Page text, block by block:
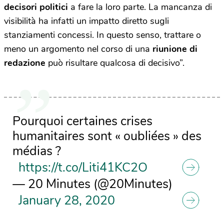
decisori politici a fare la loro parte. La mancanza di
visibilità ha infatti un impatto diretto sugli
stanziamenti concessi. In questo senso, trattare o
meno un argomento nel corso di una riunione di
redazione può risultare qualcosa di decisivo”.
Pourquoi certaines crises
humanitaires sont « oubliées » des
médias ?
https://t.co/Liti41KC2O
— 20 Minutes (@20Minutes)
January 28, 2020